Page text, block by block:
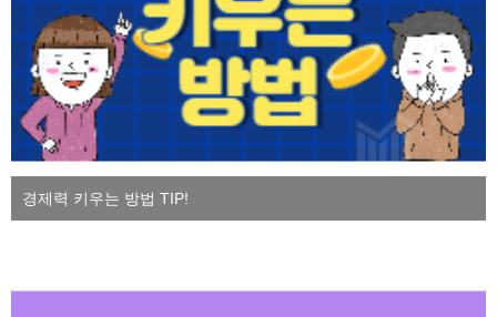
경제력 키우는 방법 TIP!